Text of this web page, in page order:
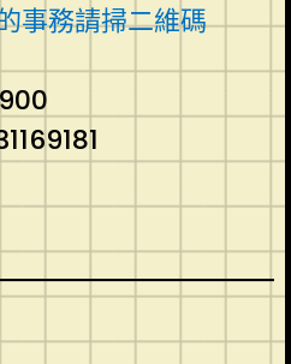
事務請掃二維碼